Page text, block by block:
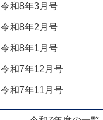
令和8年3月号
令和8年2月号
令和8年1月号
令和7年12月号
令和7年11月号